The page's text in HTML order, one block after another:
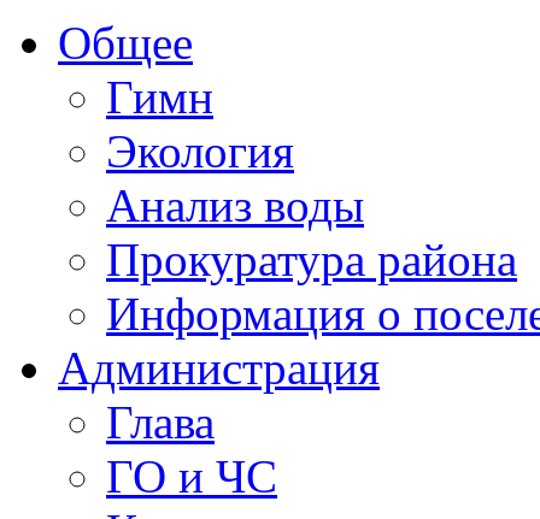
Общее
Гимн
Экология
Анализ воды
Прокуратура района
Информация о
Администрация
Глава
ГО и ЧС